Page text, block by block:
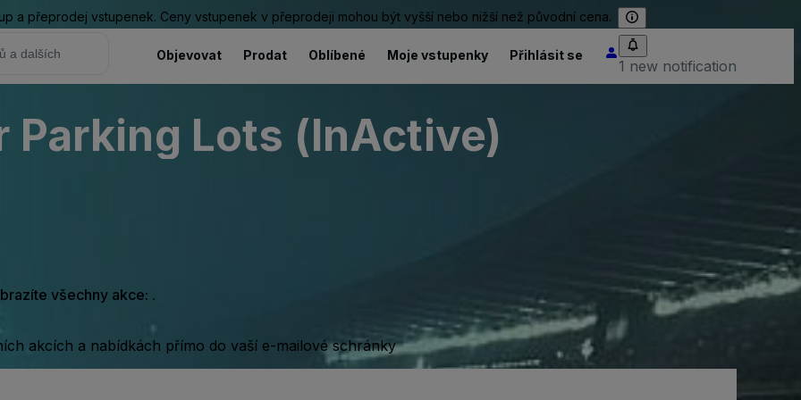
a přeprodej vstupenek. Ceny vstupenek v přeprodeji mohou být vyšší nebo nižší než původní cena.
Objevovat Prodat Oblíbené Moje vstupenky Přihlásit se
1 new notification
Parking Lots (InActive)
všechny akce: .
akcích a nabídkách přímo do vaší e-mailové schránky